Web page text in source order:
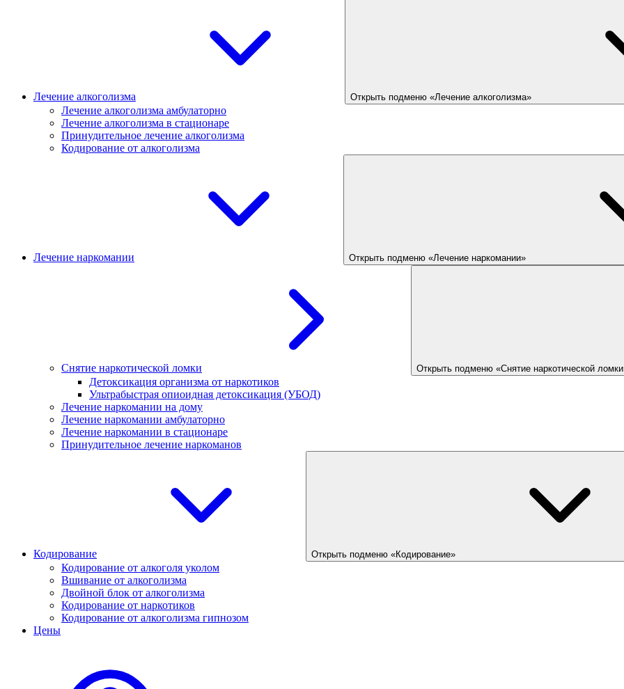
Лечение алкоголизма Открыть подменю «Лечение алкоголизма»
Лечение алкоголизма амбулаторно
Лечение алкоголизма в стационаре
Принудительное лечение алкоголизма
Кодирование от алкоголизма
Лечение наркомании Открыть подменю «Лечение наркомании»
Снятие наркотической ломки Открыть подменю «Снятие наркотической
Детоксикация организма от наркотиков
Ультрабыстрая опиоидная детоксикация (УБОД)
Лечение наркомании на дому
Лечение наркомании амбулаторно
Лечение наркомании в стационаре
Принудительное лечение наркоманов
Кодирование Открыть подменю «Кодирование»
Кодирование от алкоголя уколом
Вшивание от алкоголизма
Двойной блок от алкоголизма
Кодирование от наркотиков
Кодирование от алкоголизма гипнозом
Цены